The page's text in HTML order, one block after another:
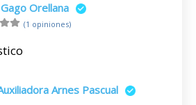
Orellana
(1 opiniones)
Arnes Pascual